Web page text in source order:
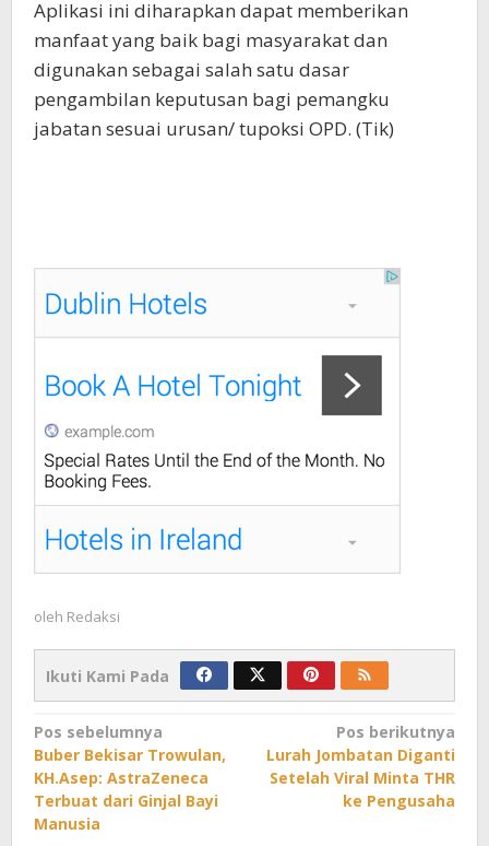
Aplikasi ini diharapkan dapat memberikan
manfaat yang baik bagi masyarakat dan
digunakan sebagai salah satu dasar
pengambilan keputusan bagi pemangku
jabatan sesuai urusan/ tupoksi OPD. (Tik)
oleh Redaksi
Ikuti Kami Pada
Navigasi
pos
Pos sebelumnya
Buber Bekisar Trowulan,
KH.Asep: AstraZeneca
Terbuat dari Ginjal Bayi
Manusia
Pos berikutnya
Lurah Jombatan Diganti
Setelah Viral Minta THR
ke Pengusaha